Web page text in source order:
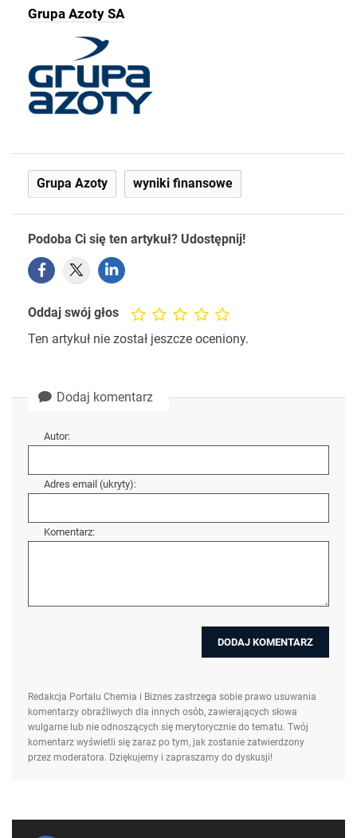
Grupa Azoty SA
Grupa Azoty wyniki finansowe
Podoba Ci się ten artykuł? Udostępnij!
Oddaj swój głos
Ten artykuł nie został jeszcze oceniony.
Dodaj komentarz
Autor:
Adres email (ukryty):
Komentarz:
Redakcja Portalu Chemia i Biznes zastrzega sobie prawo usuwania
komentarzy obraźliwych dla innych osób, zawierających słowa
wulgarne lub nie odnoszących się merytorycznie do tematu. Twój
komentarz wyświetli się zaraz po tym, jak zostanie zatwierdzony
przez moderatora. Dziękujemy i zapraszamy do dyskusji!